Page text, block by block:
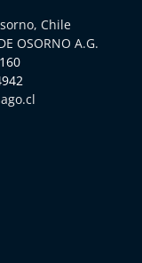
Chile
OSORNO A.G.